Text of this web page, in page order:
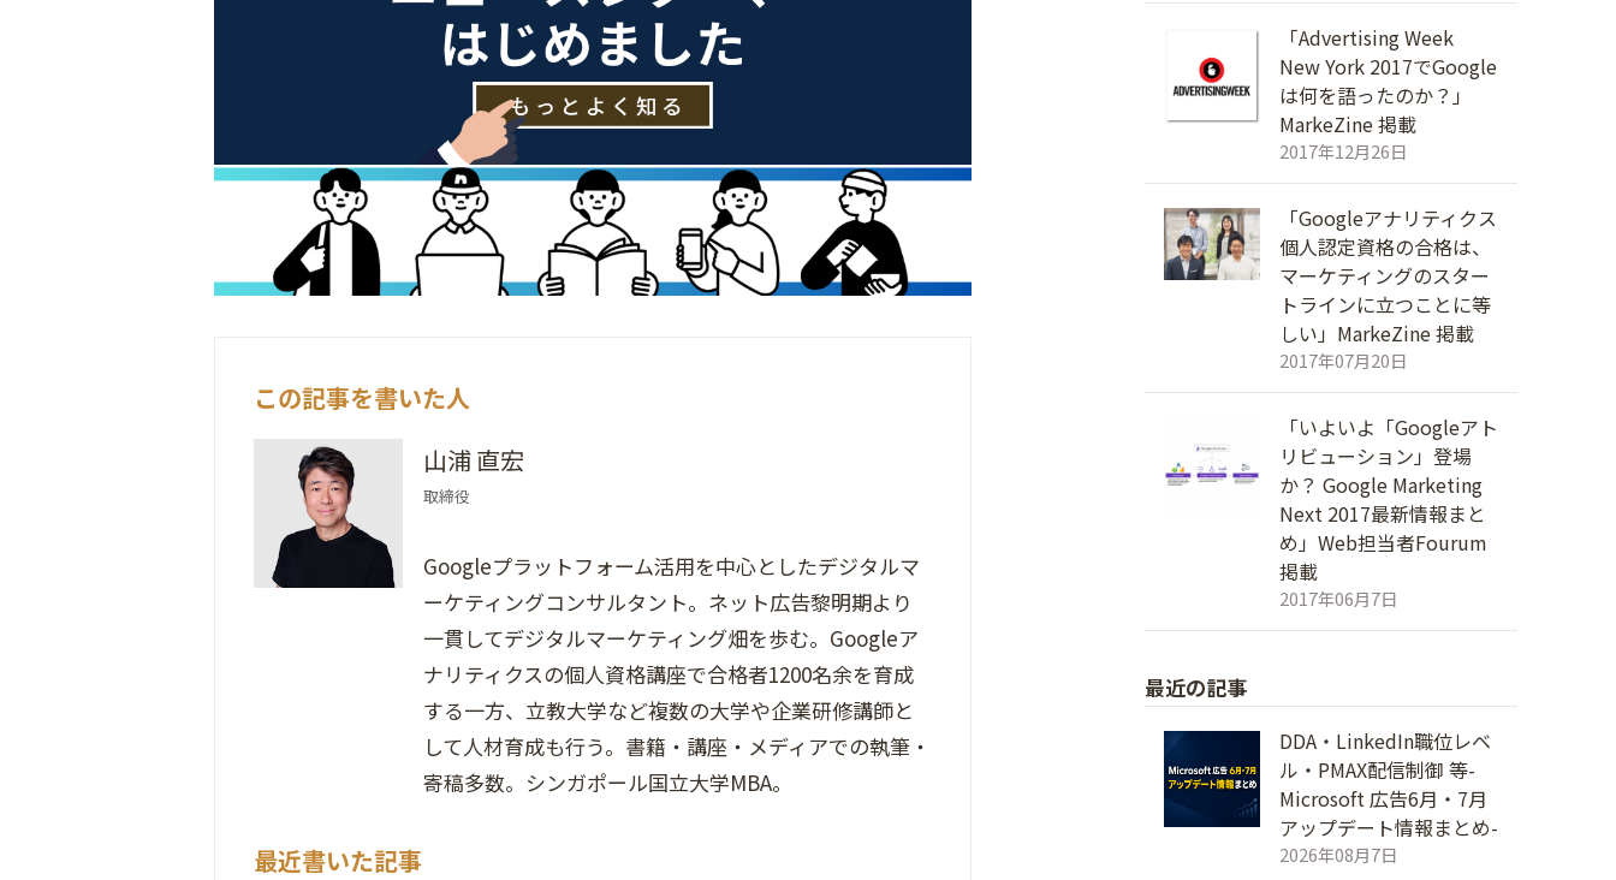
この記事を書いた人
山浦 直宏
取締役
Googleプラットフォーム活用を中心としたデジタルマ
ーケティングコンサルタント。ネット広告黎明期より
一貫してデジタルマーケティング畑を歩む。Googleア
ナリティクスの個人資格講座で合格者1200名余を育成
する一方、立教大学など複数の大学や企業研修講師と
して人材育成も行う。書籍・講座・メディアでの執筆・
寄稿多数。シンガポール国立大学MBA。
最近書いた記事
「Advertising Week
New York 2017でGoogle
は何を語ったのか？」
MarkeZine 掲載
2017年12月26日
「Googleアナリティクス
個人認定資格の合格は、
マーケティングのスター
トラインに立つことに等
しい」MarkeZine 掲載
2017年07月20日
「いよいよ「Googleアト
リビューション」登場
か？ Google Marketing
Next 2017最新情報まと
め」Web担当者Fourum
掲載
2017年06月7日
最近の記事
DDA・LinkedIn職位レベ
ル・PMAX配信制御 等-
Microsoft 広告6月・7月
アップデート情報まとめ-
2026年08月7日